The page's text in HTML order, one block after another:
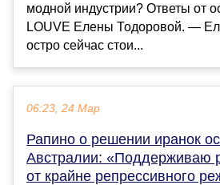
модной индустрии? Ответы от
LOUVE Елены Тодоровой. —
остро сейчас стои...
06:23, 24 Мар
Рапино о решении иранок
Австралии: «Поддерживаю
от крайне репрессивного